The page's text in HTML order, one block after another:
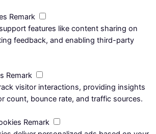
Remark
features like content sharing on
feedback, and enabling third-party
Remark
visitor interactions, providing insights
count, bounce rate, and traffic sources.
Remark